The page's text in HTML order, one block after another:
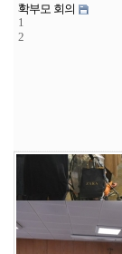
3
1
2
학부모 회의